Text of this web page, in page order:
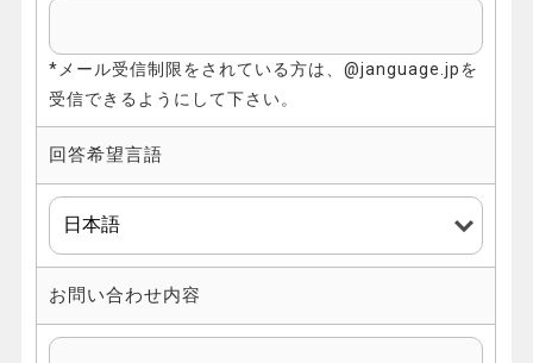
*メール受信制限をされている方は、@janguage.jpを
受信できるようにして下さい。
回答希望言語
お問い合わせ内容